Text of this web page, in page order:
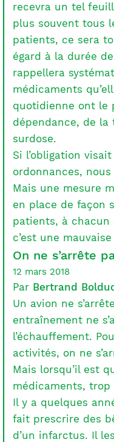
recevra un tel
plus souvent tous
patients, ce sera
égard à la durée
rappellera
médicaments
quotidienne ont le
dépendance, de la
surdose.
Si l’obligation
ordonnances,
Mais une mesure
en place de façon
patients, à chacun
c’est une
On ne s’arrête
12 mars 2018
Par Bertrand
Un avion ne
entraînement ne
l’échauffement.
activités, on ne
Mais lorsqu’il est
médicaments,
Il y a quelques
fait prescrire des
d’un infarctus. Il